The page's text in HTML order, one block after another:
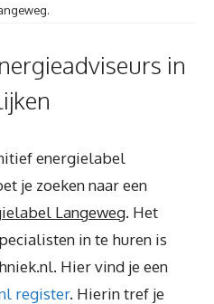
in
energielabel
je zoeken naar een
Langeweg. Het
in te huren is
Hier vind je een
register. Hierin tref je